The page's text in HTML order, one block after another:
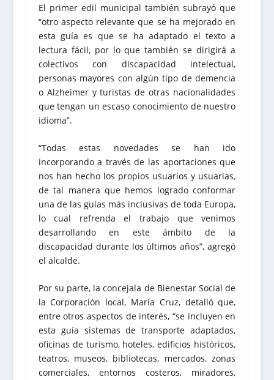
El primer edil municipal también subrayó que
“otro aspecto relevante que se ha mejorado en
esta guía es que se ha adaptado el texto a
lectura fácil, por lo que también se dirigirá a
colectivos con discapacidad intelectual,
personas mayores con algún tipo de demencia
o Alzheimer y turistas de otras nacionalidades
que tengan un escaso conocimiento de nuestro
idioma”.
“Todas estas novedades se han ido
incorporando a través de las aportaciones que
nos han hecho los propios usuarios y usuarias,
de tal manera que hemos logrado conformar
una de las guías más inclusivas de toda Europa,
lo cual refrenda el trabajo que venimos
desarrollando en este ámbito de la
discapacidad durante los últimos años”, agregó
el alcalde.
Por su parte, la concejala de Bienestar Social de
la Corporación local, María Cruz, detalló que,
entre otros aspectos de interés, “se incluyen en
esta guía sistemas de transporte adaptados,
oficinas de turismo, hoteles, edificios históricos,
teatros, museos, bibliotecas, mercados, zonas
comerciales, entornos costeros, miradores,